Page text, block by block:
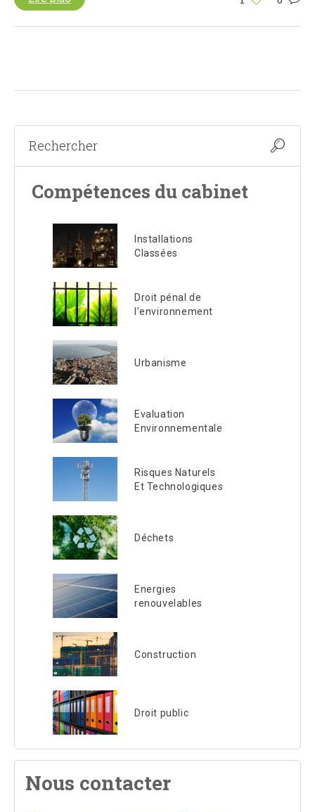
Compétences du cabinet
Installations
Classées
Droit pénal de
l’environnement
Urbanisme
Evaluation
Environnementale
Risques Naturels
Et Technologiques
Déchets
Energies
renouvelables
Construction
Droit public
Nous contacter